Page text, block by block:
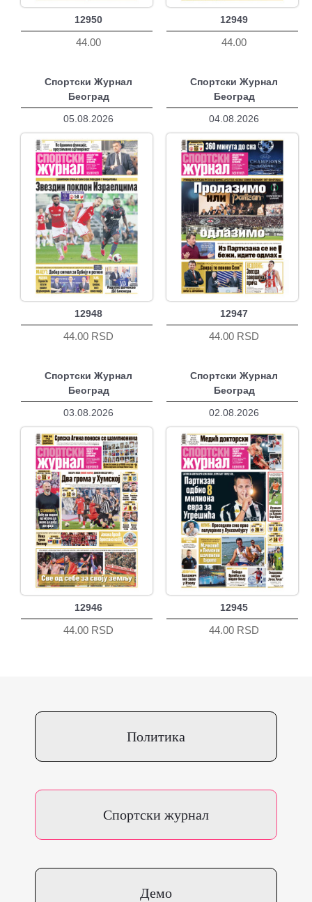
12950
44.00
12949
44.00
Спортски Журнал
Београд
05.08.2026
12948
44.00 RSD
Спортски Журнал
Београд
04.08.2026
12947
44.00 RSD
Спортски Журнал
Београд
03.08.2026
12946
44.00 RSD
Спортски Журнал
Београд
02.08.2026
12945
44.00 RSD
Политика
Спортски журнал
Демо